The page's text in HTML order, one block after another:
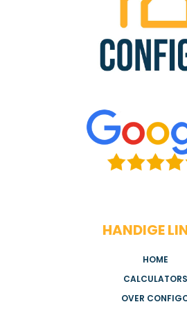
HANDIGE
HOME
CALCULATORS
OVER